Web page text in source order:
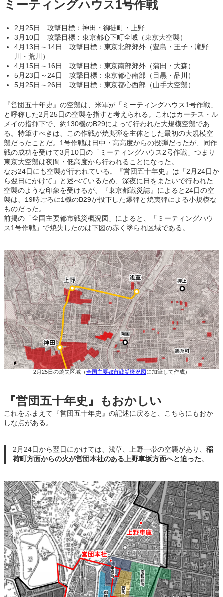
ミーティングハウス1号作戦
2月25日 攻撃目標：神田・御徒町・上野
3月10日 攻撃目標：東京都心下町全域（東京大空襲）
4月13日～14日 攻撃目標：東京北部郊外（豊島・王子・滝野
川・荒川）
4月15日～16日 攻撃目標：東京南部郊外（蒲田・大森）
5月23日～24日 攻撃目標：東京都心南部（目黒・品川）
5月25日～26日 攻撃目標：東京都心西部（山手大空襲）
『営団五十年史』の空襲は、米軍が「ミーティングハウス1号作戦」
と呼称した2月25日の空襲を指すと考えられる。これはカーチス・ル
メイの指揮下で、約130機のB29によって行われた大規模空襲であ
る。特筆すべきは、この作戦が焼夷弾を主体とした最初の大規模空
襲だったことだ。1号作戦は日中・高高度からの投弾だったが、同作
戦の成功を受けて3月10日の「ミーティングハウス2号作戦」つまり
東京大空襲は夜間・低高度から行われることになった。
なお24日にも空襲が行われている。『営団五十年史』は「2月24日か
ら翌日にかけて」と述べているため、深夜に日をまたいで行われた
空襲のような印象を受けるが、『東京都戦災誌』によると24日の空
襲は、19時ごろに1機のB29が投下した爆弾と焼夷弾による小規模な
ものだった。
前掲の「全国主要都市戦災概況図」によると、「ミーティングハウ
ス1号作戦」で焼失したのは下図の赤く塗られ区域である。
2月25日の焼失区域（全国主要都市戦災概況図 に加筆して作成）
『営団五十年史』もおかしい
これをふまえて『営団五十年史』の記述に戻ると、こちらにもおか
しな点がある。
2月24日から翌日にかけては、浅草、上野一帯の空襲があり、 稲
荷町方面からの火が営団本社のある上野車坂方面へと迫った。